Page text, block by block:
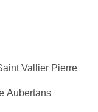
Vallier Pierre
Aubertans